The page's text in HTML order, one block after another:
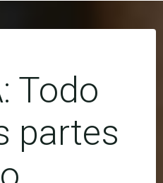
Todo
partes